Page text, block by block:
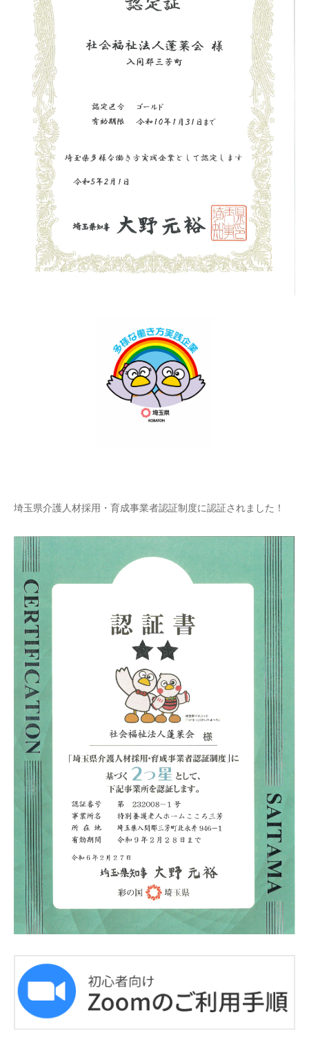
埼玉県介護人材採用・育成事業者認証制度に認証されました！